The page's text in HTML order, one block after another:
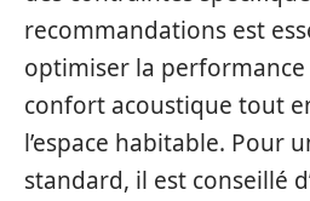
recommandations est
optimiser la
confort acoustique tout
l’espace habitable. Pour
standard, il est conseillé